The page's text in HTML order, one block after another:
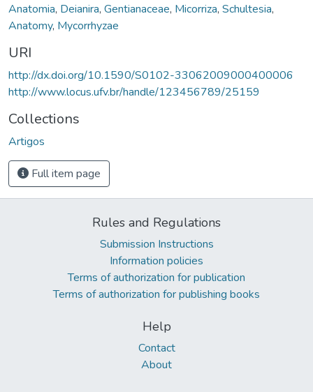
Anatomia, Deianira, Gentianaceae, Micorriza, Schultesia,
Anatomy, Mycorrhyzae
URI
http://dx.doi.org/10.1590/S0102-33062009000400006
http://www.locus.ufv.br/handle/123456789/25159
Collections
Artigos
Full item page
Rules and Regulations
Submission Instructions
Information policies
Terms of authorization for publication
Terms of authorization for publishing books
Help
Contact
About